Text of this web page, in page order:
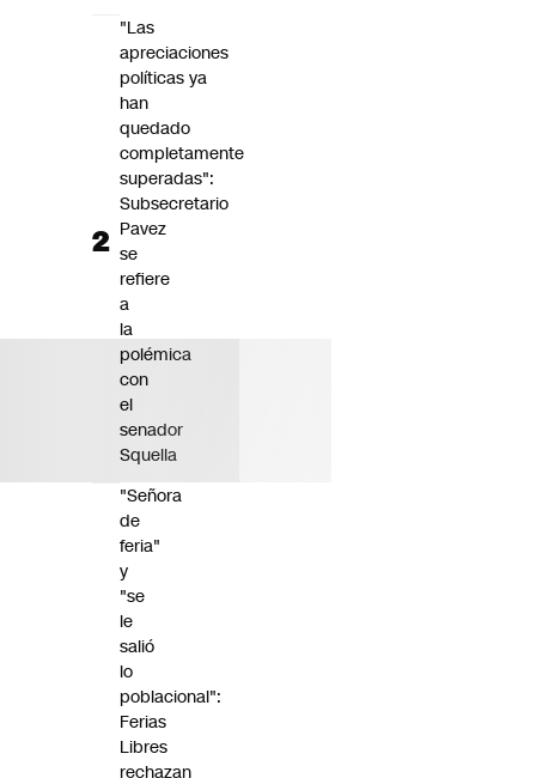
"Las
apreciaciones
políticas ya
han
quedado
completamente
superadas":
Subsecretario
Pavez
se
refiere
a
la
polémica
con
el
senador
Squella
"Señora
de
feria"
y
"se
le
salió
lo
poblacional":
Ferias
Libres
rechazan